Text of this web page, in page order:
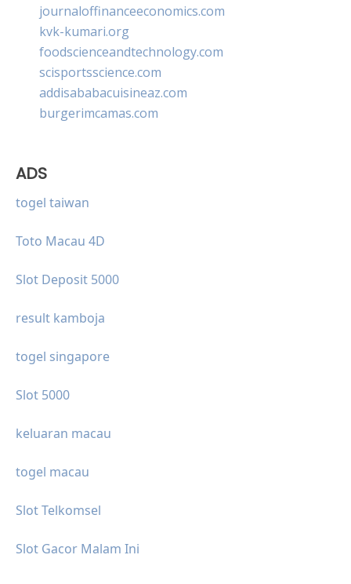
journaloffinanceeconomics.com
kvk-kumari.org
foodscienceandtechnology.com
scisportsscience.com
addisababacuisineaz.com
burgerimcamas.com
ADS
togel taiwan
Toto Macau 4D
Slot Deposit 5000
result kamboja
togel singapore
Slot 5000
keluaran macau
togel macau
Slot Telkomsel
Slot Gacor Malam Ini